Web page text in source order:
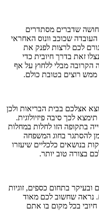
שדברים מסתדרים
שכוכב וונוס האחראי
לכם לרצות לפנק את
זאת בדרך חיובית כדי
הקרובה מבלי ללחוץ על אף
ממש רוצים בטובת כולם.
אצלכם בבית הבריאות ולכן
לכך סיבה פיזיולוגית.
בתקופה הזו לחלות במחלות
להסתגר בחוג המשפחה
בנושאים כלכליים שיעזרו
בצורה טוב יותר.
ובעיקר בתחום כספים, זוגיות
נראה שחשוב לכם מאוד
בכל מקום בו אתם